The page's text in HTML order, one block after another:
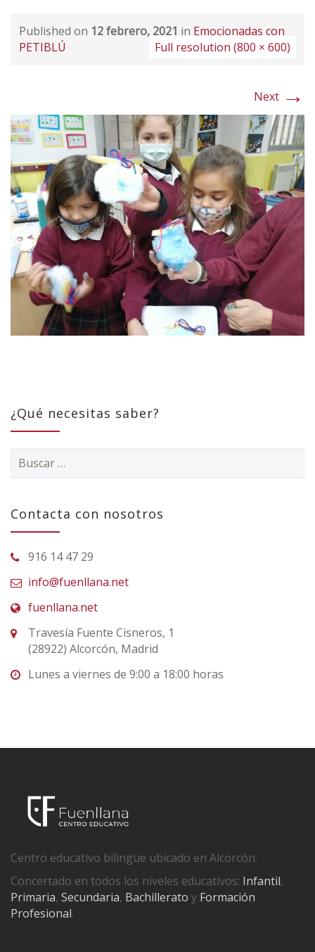
Published on 12 febrero, 2021 in Emocionadas con
PETIBLÚ
Full resolution (800 × 600)
Next →
¿Qué necesitas saber?
Buscar:
Contacta con nosotros
916 14 47 29
info@fuenllana.net
fuenllana.net
Travesía Fuente Cisneros, 1
(28922) Alcorcón, Madrid
Lunes a viernes de 9:00 a 18:00 horas
Centro educativo bilingüe ubicado en Alcorcón.
Concertado en todos los niveles educativos: Infantil,
Primaria, Secundaria, Bachillerato y Formación
Profesional.